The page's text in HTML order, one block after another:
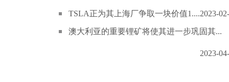
TSLA正为其上海厂争取一块价值1....2023-
澳大利亚的重要锂矿将使其进一步巩固其...
2023-